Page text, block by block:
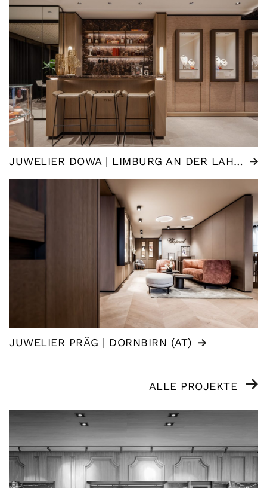
JUWELIER DOWA | LIMBURG AN DER LAHN (DE)
JUWELIER PRÄG | DORNBIRN (AT)
ALLE PROJEKTE